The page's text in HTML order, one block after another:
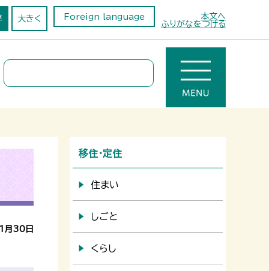
本文へ
大きく
Foreign language
ふりがなをつける
30日
移住・定住
住まい
しごと
くらし